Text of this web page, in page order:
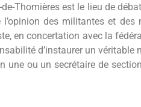
Thomières est le lieu de
l’opinion des militantes et
en concertation avec la
d’instaurer un
une ou un secrétaire de